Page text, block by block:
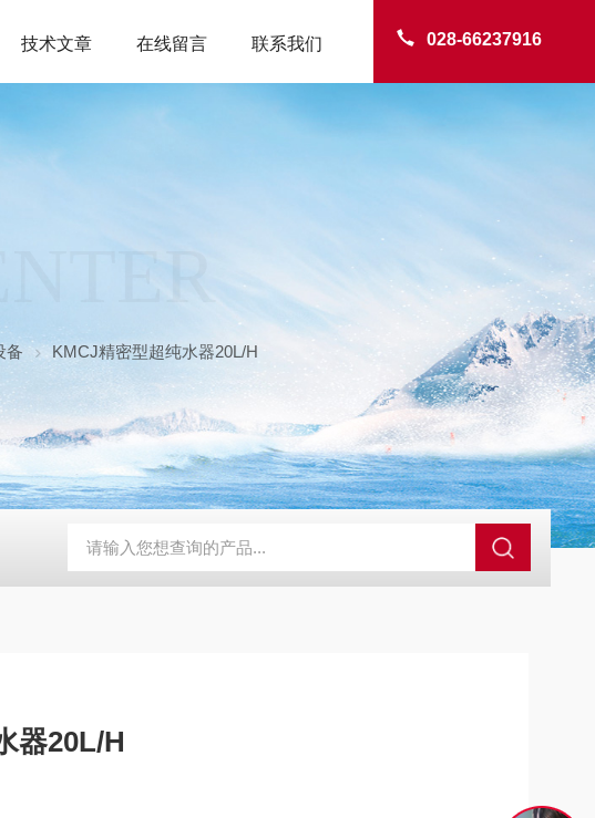
028-66237916
技术文章 在线留言 联系我们
备 KMCJ精密型超纯水器20L/H
I实验室超纯水器30L/H KMEDI-II珂美超纯超纯水机40L/H KMA智能型
器20L/H